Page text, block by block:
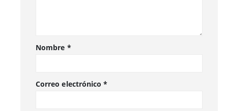
Nombre *
Correo electrónico*